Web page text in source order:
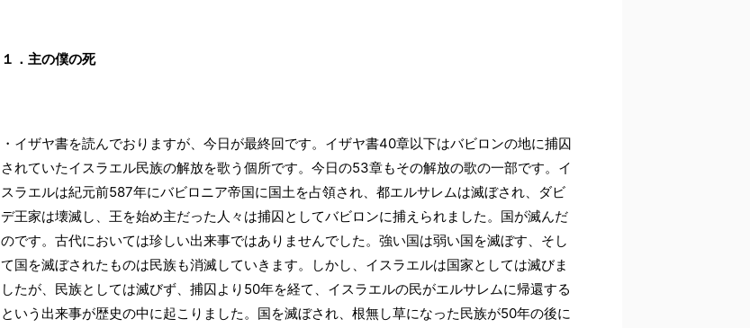
１．主の僕の死
・イザヤ書を読んでおりますが、今日が最終回です。イザヤ書40章以下はバビロンの地に捕囚
されていたイスラエル民族の解放を歌う個所です。今日の53章もその解放の歌の一部です。イ
スラエルは紀元前587年にバビロニア帝国に国土を占領され、都エルサレムは滅ぼされ、ダビ
デ王家は壊滅し、王を始め主だった人々は捕囚としてバビロンに捕えられました。国が滅んだ
のです。古代においては珍しい出来事ではありませんでした。強い国は弱い国を滅ぼす、そし
て国を滅ぼされたものは民族も消滅していきます。しかし、イスラエルは国家としては滅びま
したが、民族としては滅びず、捕囚より50年を経て、イスラエルの民がエルサレムに帰還する
という出来事が歴史の中に起こりました。国を滅ぼされ、根無し草になった民族が50年の後に